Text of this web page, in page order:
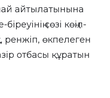
айтылатынына
сөзі көңіл-
ренжіп, өкпелеген
отбасы құратын